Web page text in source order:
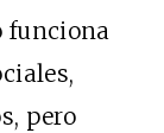
funciona
pero